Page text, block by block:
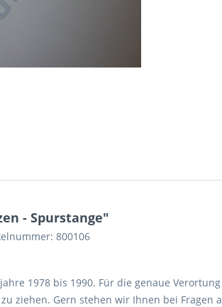
- Spurstange"
800106
1978 bis 1990. Für die genaue
ziehen. Gern stehen wir Ihnen bei